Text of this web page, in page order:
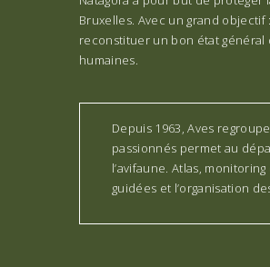
Bruxelles. Avec un grand
reconstituer un bon état général
humaines.
Depuis 1963, Aves
passionnés permet au
l’avifaune. Atlas,
guidées et l’organisation